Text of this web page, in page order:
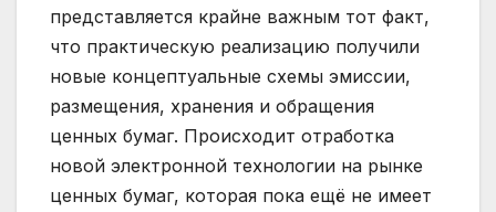
представляется крайне важным тот факт,
что практическую реализацию получили
новые концептуальные схемы эмиссии,
размещения, хранения и обращения
ценных бумаг. Происходит отработка
новой электронной технологии на рынке
ценных бумаг, которая пока ещё не имеет